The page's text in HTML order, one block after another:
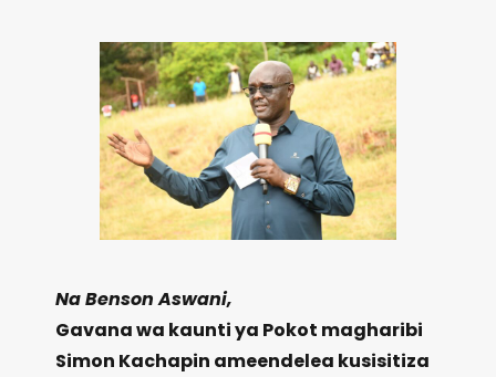
Na Benson Aswani,
Gavana wa kaunti ya Pokot magharibi
Simon Kachapin ameendelea kusisitiza